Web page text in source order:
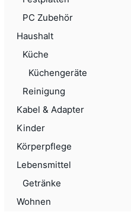
PC Zubehör
Haushalt
Küche
Küchengeräte
Reinigung
Kabel & Adapter
Kinder
Körperpflege
Lebensmittel
Getränke
Wohnen